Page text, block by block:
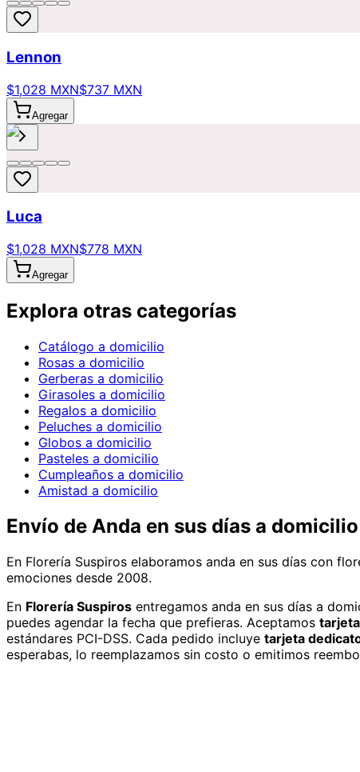
Lennon
$1,028 MXN$737 MXN
Agregar
Luca
$1,028 MXN$778 MXN
Agregar
Explora otras categorías
Catálogo a domicilio
Rosas a domicilio
Gerberas a domicilio
Girasoles a domicilio
Regalos a domicilio
Peluches a domicilio
Globos a domicilio
Pasteles a domicilio
Cumpleaños a domicilio
Amistad a domicilio
Envío de Anda en sus días a domicilio
En Florería Suspiros elaboramos anda en sus días con
emociones desde 2008.
En Florería Suspiros entregamos anda en sus días a
puedes agendar la fecha que prefieras. Aceptamos
estándares PCI-DSS. Cada pedido incluye tarjeta
esperabas, lo reemplazamos sin costo o emitimos